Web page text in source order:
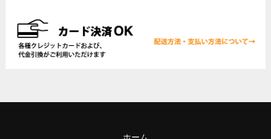
ホーム